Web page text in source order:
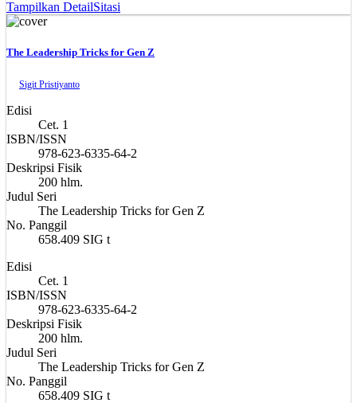
Tampilkan DetailSitasi
The Leadership Tricks for Gen Z
Sigit Pristiyanto
Edisi
Cet. 1
ISBN/ISSN
978-623-6335-64-2
Deskripsi Fisik
200 hlm.
Judul Seri
The Leadership Tricks for Gen Z
No. Panggil
658.409 SIG t
Edisi
Cet. 1
ISBN/ISSN
978-623-6335-64-2
Deskripsi Fisik
200 hlm.
Judul Seri
The Leadership Tricks for Gen Z
No. Panggil
658.409 SIG t